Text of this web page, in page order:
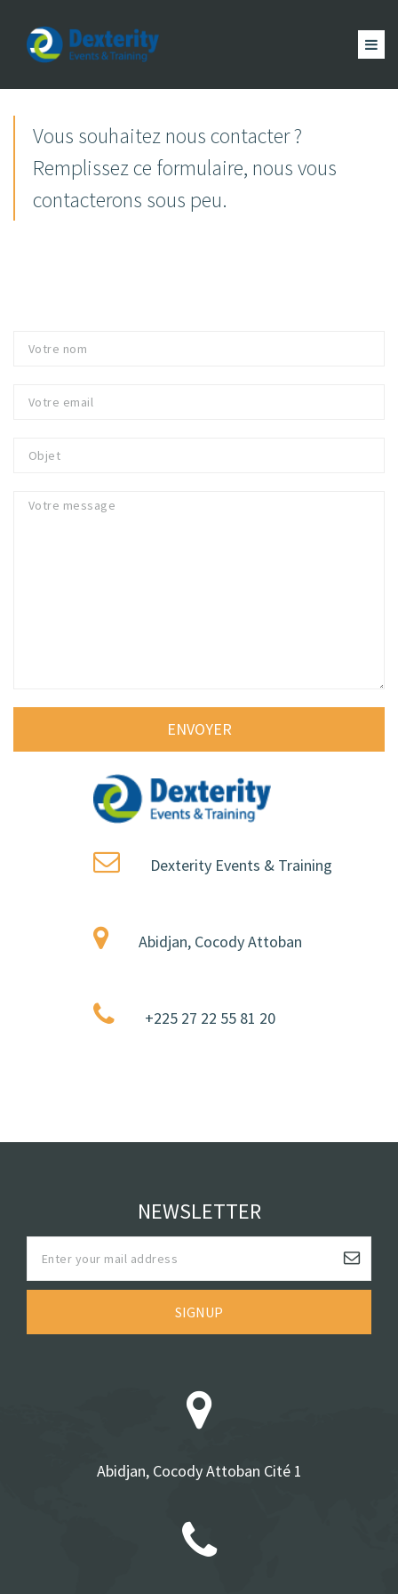
Dexterity
Events
&
Trainings
FORMATION
ACTUALITÉ
COMPTE
Vous souhaitez nous contacter ?
Remplissez ce formulaire, nous vous
contacterons sous peu.
Dexterity Events & Training
Abidjan, Cocody Attoban
+225 27 22 55 81 20
NEWSLETTER
SIGNUP
Abidjan, Cocody Attoban Cité 1